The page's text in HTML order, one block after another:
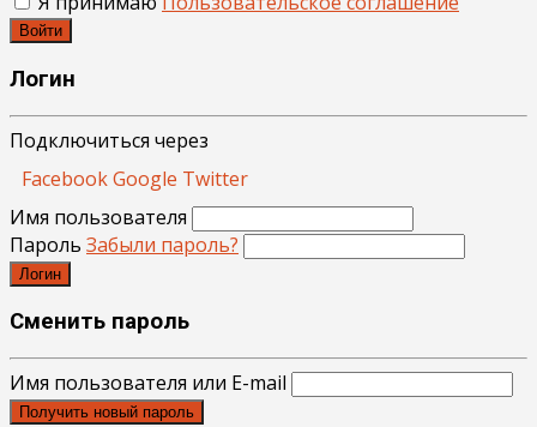
Войти
Логин
Подключиться через
FacebookGoogle Twitter
Имя пользователя
Пароль Забыли пароль?
Логин
Сменить пароль
Имя пользователя или E-mail
Получить новый пароль